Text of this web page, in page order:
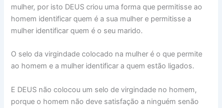
mulher, por isto DEUS criou uma forma que permitisse ao
homem identificar quem é a sua mulher e permitisse a
mulher identificar quem é o seu marido.
O selo da virgindade colocado na mulher é o que permite
ao homem e a mulher identificar a quem estão ligados.
E DEUS não colocou um selo de virgindade no homem,
porque o homem não deve satisfação a ninguém senão